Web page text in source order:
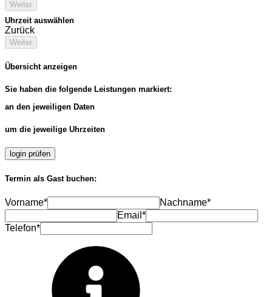
Weiter
Uhrzeit auswählen
Zurück
Weiter
Übersicht anzeigen
Sie haben die folgende Leistungen markiert:
an den jeweiligen Daten
um die jeweilige Uhrzeiten
login prüfen
Termin als Gast buchen:
Vorname*
Nachname*
Email*
Telefon*